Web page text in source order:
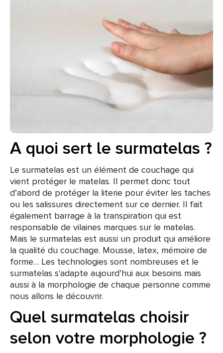
A quoi sert le surmatelas ?
Le surmatelas est un élément de couchage qui
vient protéger le matelas. Il permet donc tout
d’abord de protéger la literie pour éviter les taches
ou les salissures directement sur ce dernier. Il fait
également barrage à la transpiration qui est
responsable de vilaines marques sur le matelas.
Mais le surmatelas est aussi un produit qui améliore
la qualité du couchage. Mousse, latex, mémoire de
forme… Les technologies sont nombreuses et le
surmatelas s'adapte aujourd’hui aux besoins mais
aussi à la morphologie de chaque personne comme
nous allons le découvrir.
Quel surmatelas choisir
selon votre morphologie ?